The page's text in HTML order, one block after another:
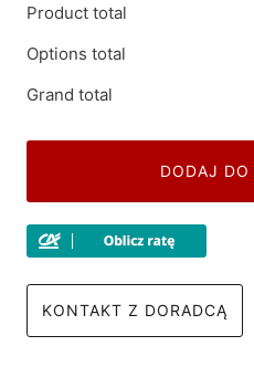
Product total
Options total
Grand total
DODAJ DO
KONTAKT Z DORADCĄ